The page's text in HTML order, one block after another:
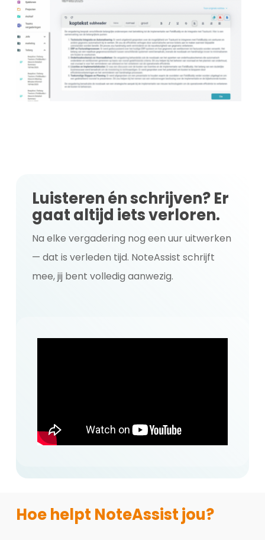
Luisteren én schrijven? Er
gaat altijd iets verloren.
Na elke vergadering nog een uur uitwerken
— dat is verleden tijd. NoteAssist schrijft
mee, jij bent volledig aanwezig.
Hoe helpt NoteAssist jou?